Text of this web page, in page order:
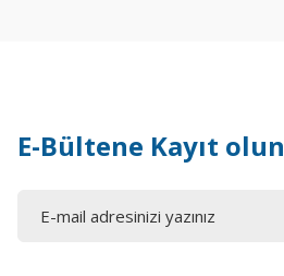
E-Bültene Kayıt olun